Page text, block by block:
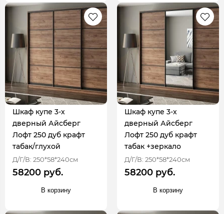
Шкаф купе 3-х
дверный Айсберг
Лофт 250 дуб крафт
табак/глухой
Д/Г/В: 250*58*240см
58200 руб.
В корзину
Шкаф купе 3-х
дверный Айсберг
Лофт 250 дуб крафт
табак +зеркало
Д/Г/В: 250*58*240см
58200 руб.
В корзину